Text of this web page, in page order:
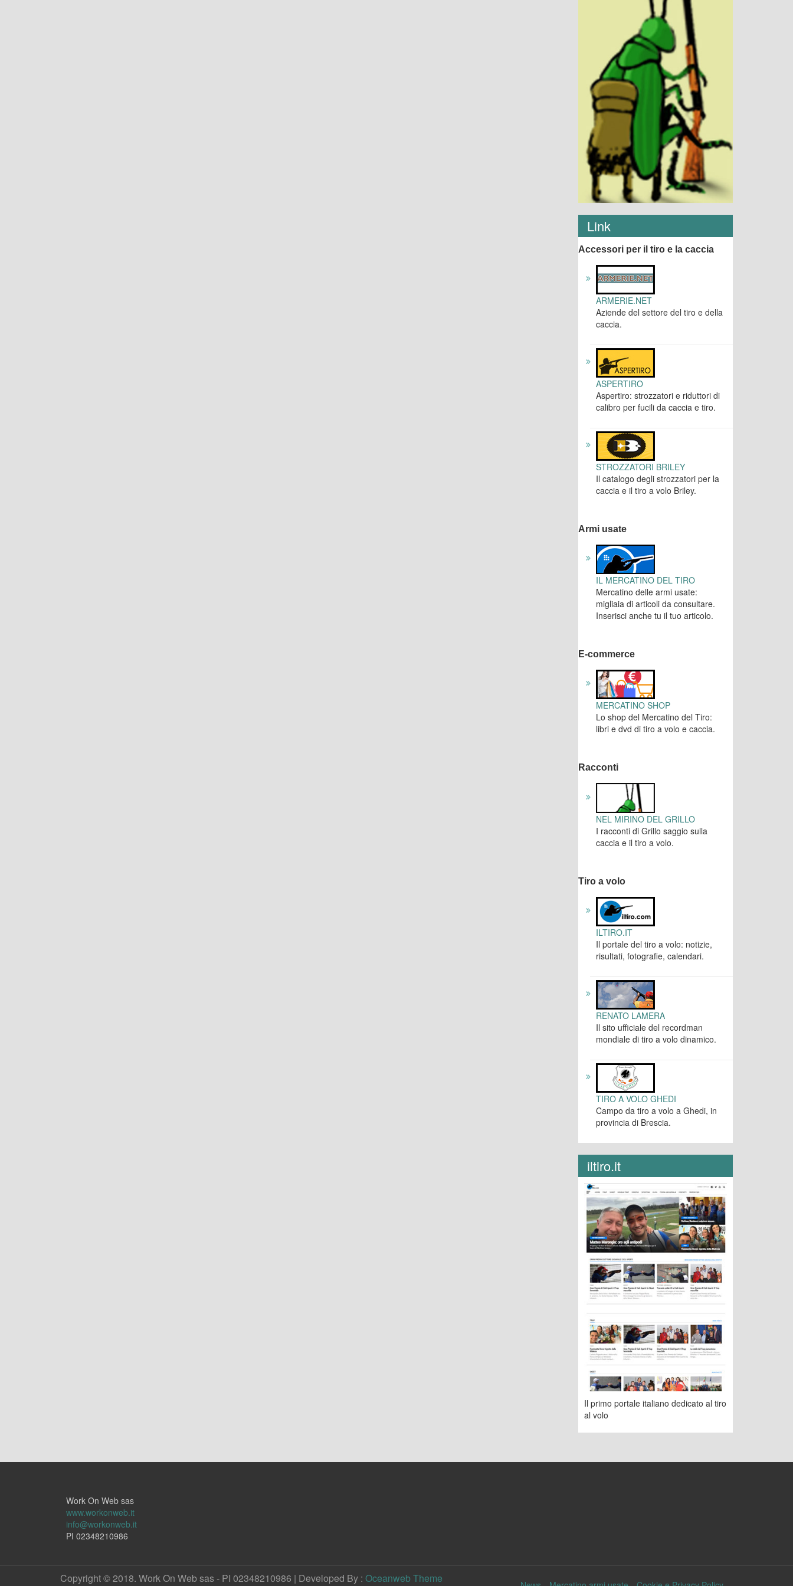
Link
Accessori per il tiro e la caccia
ARMERIE.NET
Aziende del settore del tiro e della
caccia.
ASPERTIRO
Aspertiro: strozzatori e riduttori di
calibro per fucili da caccia e tiro.
STROZZATORI BRILEY
Il catalogo degli strozzatori per la
caccia e il tiro a volo Briley.
Armi usate
IL MERCATINO DEL TIRO
Mercatino delle armi usate:
migliaia di articoli da consultare.
Inserisci anche tu il tuo articolo.
E-commerce
MERCATINO SHOP
Lo shop del Mercatino del Tiro:
libri e dvd di tiro a volo e caccia.
Racconti
NEL MIRINO DEL GRILLO
I racconti di Grillo saggio sulla
caccia e il tiro a volo.
Tiro a volo
ILTIRO.IT
Il portale del tiro a volo: notizie,
risultati, fotografie, calendari.
RENATO LAMERA
Il sito ufficiale del recordman
mondiale di tiro a volo dinamico.
TIRO A VOLO GHEDI
Campo da tiro a volo a Ghedi, in
provincia di Brescia.
iltiro.it
Il primo portale italiano dedicato al tiro
al volo
Work On Web sas
www.workonweb.it
info@workonweb.it
PI 02348210986
Copyright © 2018. Work On Web sas - PI 02348210986 | Developed By : Oceanweb Theme